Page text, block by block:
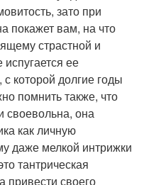
зато при
покажет вам, на что
страстной и
испугается ее
которой долгие годы
помнить также, что
своевольна, она
как личную
даже мелкой интрижки
тантрическая
привести своего